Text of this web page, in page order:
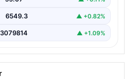
6549.3 ▲ +0.82%
3079814 ▲ +1.09%